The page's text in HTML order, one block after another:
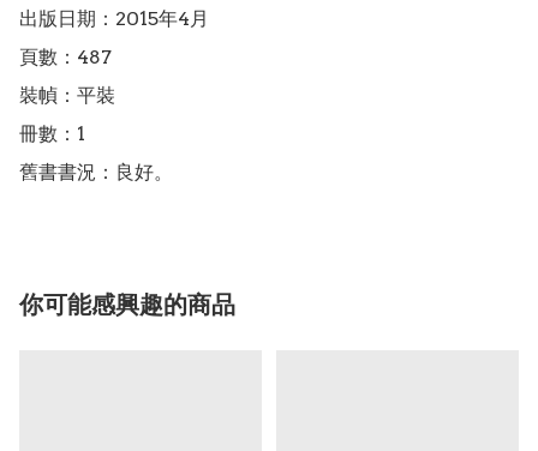
出版日期：2015年4月
頁數：487
裝幀：平裝
冊數：1
舊書書況：良好。
你可能感興趣的商品